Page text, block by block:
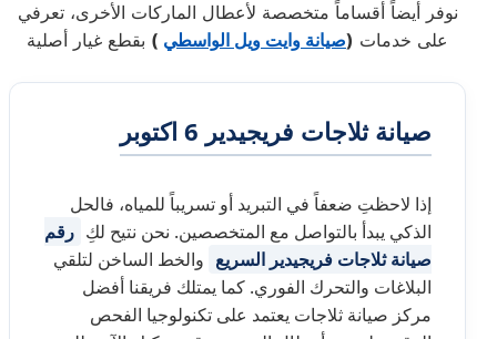
نوفر أيضاً أقساماً متخصصة لأعطال الماركات الأخرى، تعرفي
على خدمات (صيانة وايت ويل الواسطي ) بقطع غيار أصلية
صيانة ثلاجات فريجيدير 6 اكتوبر
إذا لاحظتِ ضعفاً في التبريد أو تسريباً للمياه، فالحل
الذكي يبدأ بالتواصل مع المتخصصين. نحن نتيح لكِ رقم
صيانة ثلاجات فريجيدير السريع والخط الساخن لتلقي
البلاغات والتحرك الفوري. كما يمتلك فريقنا أفضل
مركز صيانة ثلاجات يعتمد على تكنولوجيا الفحص